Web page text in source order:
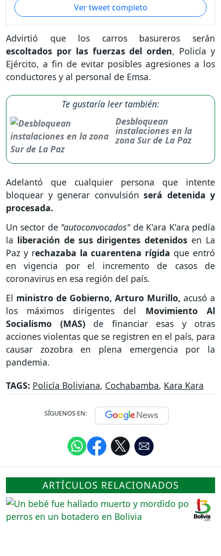
Ver tweet completo
Advirtió que los carros basureros serán
escoltados por las fuerzas del orden, Policía y
Ejército, a fin de evitar posibles agresiones a los
conductores y al personal de Emsa.
Te gustaría leer también:
Desbloquean
instalaciones en la
zona Sur de La Paz
Adelantó que cualquier persona que intente
bloquear y generar convulsión será detenida y
procesada.
Un sector de "autoconvocados" de K'ara K'ara pedía
la liberación de sus dirigentes detenidos en La
Paz y rechazaba la cuarentena rígida que entró
en vigencia por el incremento de casos de
coronavirus en esa región del país.
El ministro de Gobierno, Arturo Murillo, acusó a
los máximos dirigentes del Movimiento Al
Socialismo (MAS)de financiar esas y otras
acciones violentas que se registren en el país, para
causar zozobra en plena emergencia por la
pandemia.
TAGS: Policía Boliviana, Cochabamba, Kara Kara
SÍGUENOS EN:
ARTÍCULOS RELACIONADOS